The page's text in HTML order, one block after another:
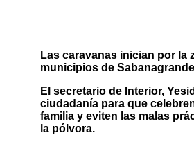
Las caravanas inician por la
municipios de
El secretario de Interior,
ciudadanía para que
familia y eviten las malas
la pólvora.